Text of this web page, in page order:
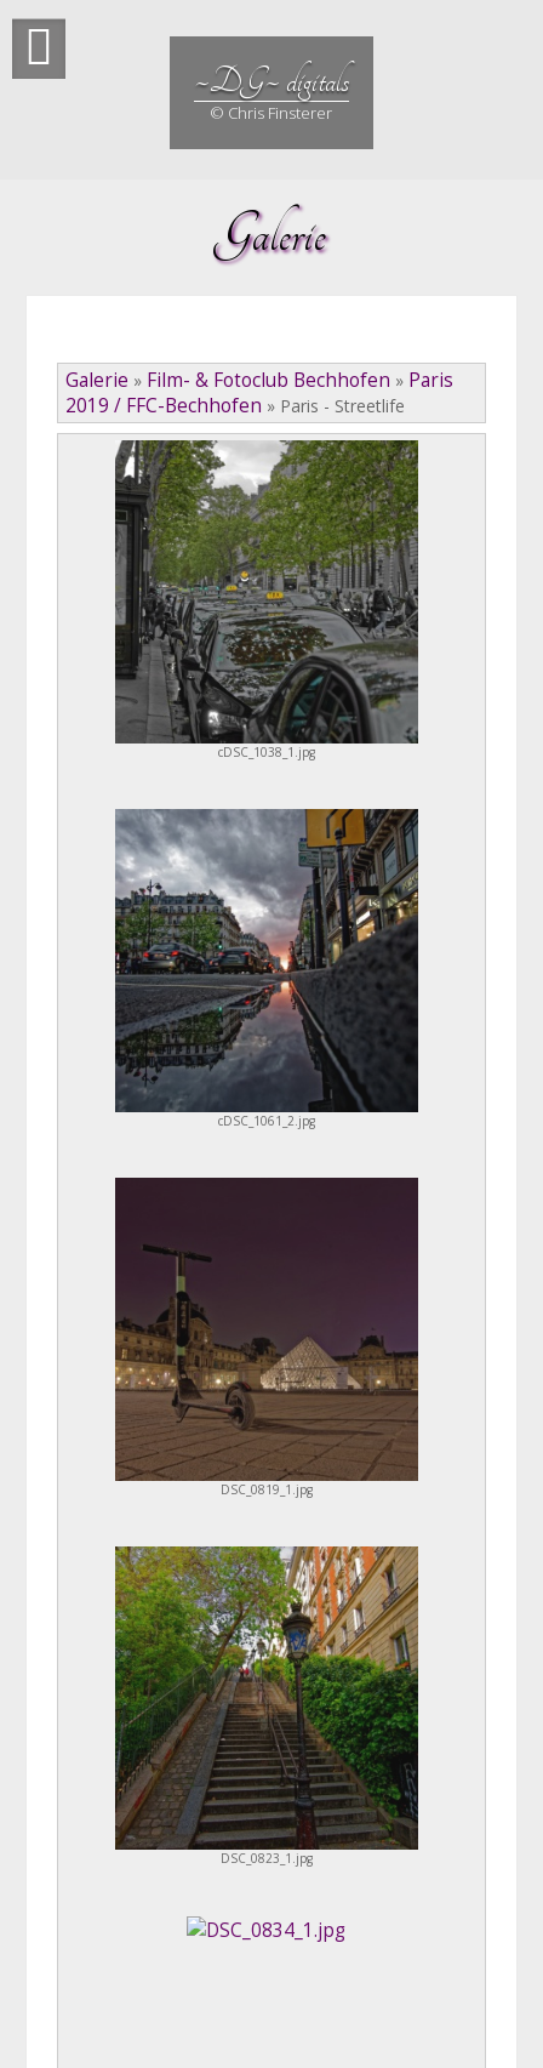
Skip
content
~DG~ digitals
© Chris Finsterer
Galerie
Galerie » Film- & Fotoclub Bechhofen » Paris
2019 / FFC-Bechhofen » Paris - Streetlife
cDSC_1038_1.jpg
cDSC_1061_2.jpg
DSC_0819_1.jpg
DSC_0823_1.jpg